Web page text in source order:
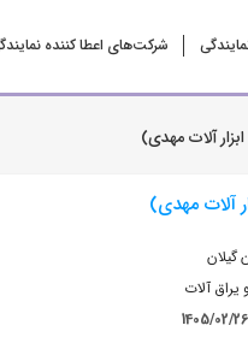
شرکت‌‌های اعطا کننده
آلات مهدی)
آلات مهدی)
گیلان
و یراق آلات
1405/02/26